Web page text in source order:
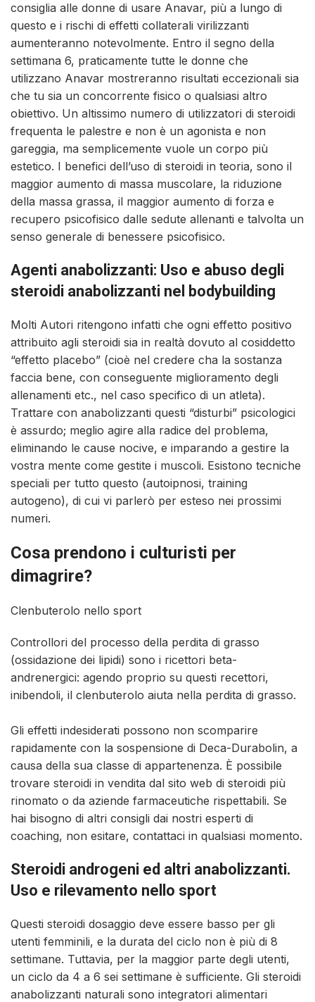
consiglia alle donne di usare Anavar, più a lungo di
questo e i rischi di effetti collaterali virilizzanti
aumenteranno notevolmente. Entro il segno della
settimana 6, praticamente tutte le donne che
utilizzano Anavar mostreranno risultati eccezionali sia
che tu sia un concorrente fisico o qualsiasi altro
obiettivo. Un altissimo numero di utilizzatori di steroidi
frequenta le palestre e non è un agonista e non
gareggia, ma semplicemente vuole un corpo più
estetico. I benefici dell’uso di steroidi in teoria, sono il
maggior aumento di massa muscolare, la riduzione
della massa grassa, il maggior aumento di forza e
recupero psicofisico dalle sedute allenanti e talvolta un
senso generale di benessere psicofisico.
Agenti anabolizzanti: Uso e abuso degli
steroidi anabolizzanti nel bodybuilding
Molti Autori ritengono infatti che ogni effetto positivo
attribuito agli steroidi sia in realtà dovuto al cosiddetto
“effetto placebo” (cioè nel credere cha la sostanza
faccia bene, con conseguente miglioramento degli
allenamenti etc., nel caso specifico di un atleta).
Trattare con anabolizzanti questi “disturbi” psicologici
è assurdo; meglio agire alla radice del problema,
eliminando le cause nocive, e imparando a gestire la
vostra mente come gestite i muscoli. Esistono tecniche
speciali per tutto questo (autoipnosi, training
autogeno), di cui vi parlerò per esteso nei prossimi
numeri.
Cosa prendono i culturisti per
dimagrire?
Clenbuterolo nello sport
Controllori del processo della perdita di grasso
(ossidazione dei lipidi) sono i ricettori beta-
andrenergici: agendo proprio su questi recettori,
inibendoli, il clenbuterolo aiuta nella perdita di grasso.
Gli effetti indesiderati possono non scomparire
rapidamente con la sospensione di Deca-Durabolin, a
causa della sua classe di appartenenza. È possibile
trovare steroidi in vendita dal sito web di steroidi più
rinomato o da aziende farmaceutiche rispettabili. Se
hai bisogno di altri consigli dai nostri esperti di
coaching, non esitare, contattaci in qualsiasi momento.
Steroidi androgeni ed altri anabolizzanti.
Uso e rilevamento nello sport
Questi steroidi dosaggio deve essere basso per gli
utenti femminili, e la durata del ciclo non è più di 8
settimane. Tuttavia, per la maggior parte degli utenti,
un ciclo da 4 a 6 sei settimane è sufficiente. Gli steroidi
anabolizzanti naturali sono integratori alimentari